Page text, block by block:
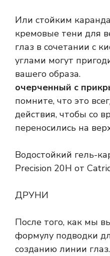
Или стойким
кремовые тени для
глаз в сочетании с
углами могут
вашего образа.
очерченный с
помните, что это
действия, чтобы со
переносились на
Водостойкий гель-
Precision 20H от
ДРУНИ
После того, как мы
формулу подводки
созданию линии глаз.